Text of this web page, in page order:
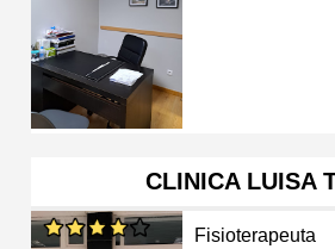
CLINICA LUISA
Fisioterapeuta